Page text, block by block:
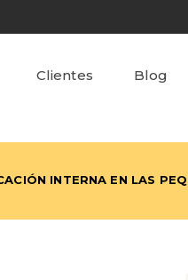
Clientes Blog
INTERNA EN LAS